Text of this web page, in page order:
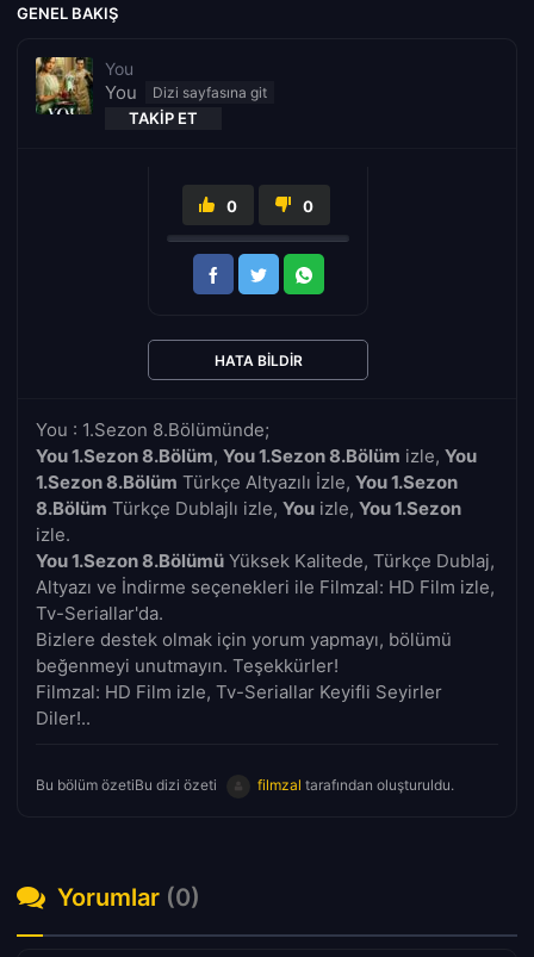
GENEL BAKIŞ
You
You
TAKIP ET
You : 1.Sezon 8.Bölümünde;
You 1.Sezon 8.Bölüm, You 1.Sezon 8.Bölüm izle, You
1.Sezon 8.Bölüm Türkçe Altyazılı İzle, You 1.Sezon
8.Bölüm Türkçe Dublajlı izle, You izle, You 1.Sezon
izle.
You 1.Sezon 8.Bölümü Yüksek Kalitede, Türkçe Dublaj,
Altyazı ve İndirme seçenekleri ile Filmzal: HD Film izle,
Tv-Seriallar'da.
Bizlere destek olmak için yorum yapmayı, bölümü
beğenmeyi unutmayın. Teşekkürler!
Filmzal: HD Film izle, Tv-Seriallar Keyifli Seyirler
Diler!..
Bu bölüm özetiBu dizi özeti filmzal tarafından oluşturuldu.
0 0
HATA BILDIR
Yorumlar (0)